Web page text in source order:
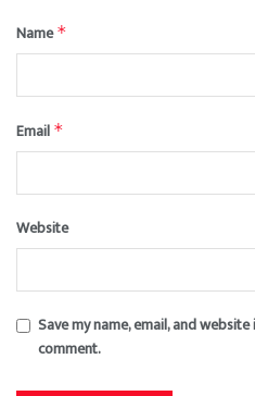
Name*
Email *
Website
Save my name, email, and
comment.